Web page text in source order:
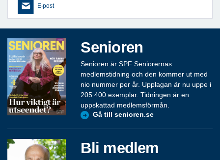
E-post
Senioren
Senioren är SPF Seniorernas
medlemstidning och den kommer ut med
nio nummer per år. Upplagan är nu uppe i
205 400 exemplar. Tidningen är en
uppskattad medlemsförmån.
Gå till senioren.se
Bli medlem